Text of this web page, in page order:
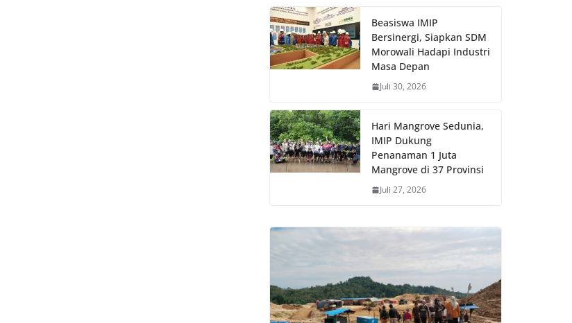
Beasiswa IMIP
Bersinergi, Siapkan SDM
Morowali Hadapi Industri
Masa Depan
Juli 30, 2026
Hari Mangrove Sedunia,
IMIP Dukung
Penanaman 1 Juta
Mangrove di 37 Provinsi
Juli 27, 2026